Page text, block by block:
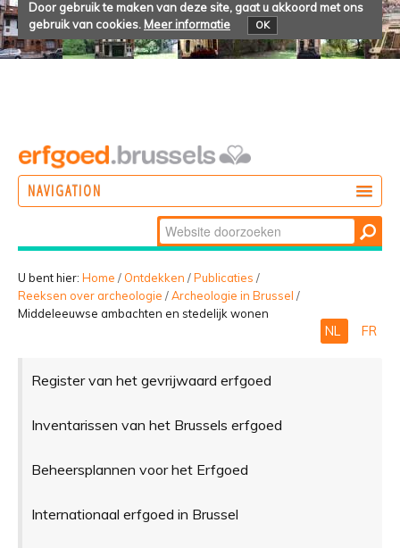
Door gebruik te maken van deze site, gaat u akkoord met ons
gebruik van cookies. Meer informatie OK
NAVIGATION
BELEVEN
Zoek
Geavanceerd
zoeken...
U bent hier: Home / Ontdekken /Publicaties /
Reeksen over archeologie /Archeologie in Brussel /
Middeleeuwse ambachten en stedelijk wonen
NL FR
Register van het gevrijwaard erfgoed
Inventarissen van het Brussels erfgoed
Beheersplannen voor het Erfgoed
Internationaal erfgoed in Brussel